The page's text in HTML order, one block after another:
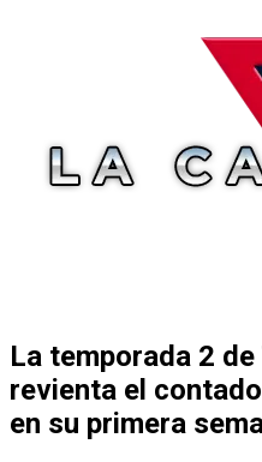
La temporada 2
revienta el
en su primera